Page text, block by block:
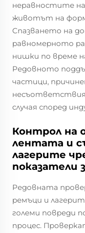
неравностите
животът на
Спазването на
равномерното
нишки по време
Редовното
частици,
случая според
Контрол на
лентата и
лагерите
показатели
Редовната
ремъци и
големи повреди
процес.